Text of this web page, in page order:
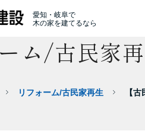
愛知・岐阜で
木の家を建てるなら
ム/古民家
リフォーム/古民家再生 【